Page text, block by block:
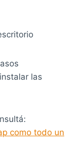
las
como todo un